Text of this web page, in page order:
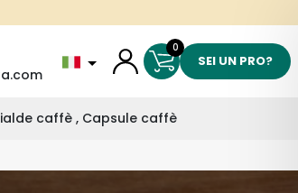
0
SEI UN PRO?
caffè , Capsule caffè